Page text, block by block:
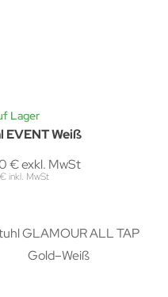
Lager
EVENT Weiß
€ exkl. MwSt
inkl. MwSt